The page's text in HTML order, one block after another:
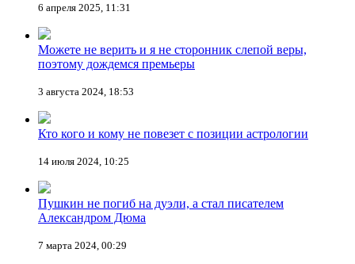
6 апреля 2025, 11:31
Можете не верить и я не сторонник слепой веры,
поэтому дождемся премьеры
3 августа 2024, 18:53
Кто кого и кому не повезет с позиции астрологии
14 июля 2024, 10:25
Пушкин не погиб на дуэли, а стал писателем
Александром Дюма
7 марта 2024, 00:29